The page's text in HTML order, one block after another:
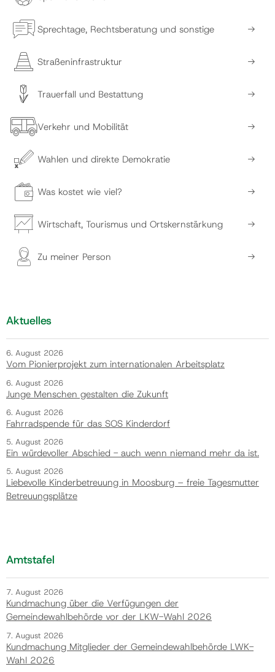
Sprechtage, Rechtsberatung und sonstige
Straßeninfrastruktur
Trauerfall und Bestattung
Verkehr und Mobilität
Wahlen und direkte Demokratie
Was kostet wie viel?
Wirtschaft, Tourismus und Ortskernstärkung
Zu meiner Person
Aktuelles
6. August 2026
Vom Pionierprojekt zum internationalen Arbeitsplatz
6. August 2026
Junge Menschen gestalten die Zukunft
6. August 2026
Fahrradspende für das SOS Kinderdorf
5. August 2026
Ein würdevoller Abschied - auch wenn niemand mehr da ist.
5. August 2026
Liebevolle Kinderbetreuung in Moosburg – freie Tagesmutter
Betreuungsplätze
Amtstafel
7. August 2026
Kundmachung über die Verfügungen der
Gemeindewahlbehörde vor der LKW-Wahl 2026
7. August 2026
Kundmachung Mitglieder der Gemeindewahlbehörde LWK-
Wahl 2026